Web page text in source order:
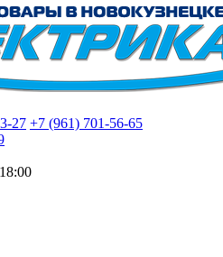
27 +7 (961) 701-56-65